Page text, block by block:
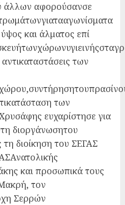
άλλων αφορούσανσε
και άλματος επί
των
των
ευχαρίστησε για
διοργάνωσητου
διοίκηση του ΣΕΓΑΣ
και προσωπικά τους
τον
Σερρών